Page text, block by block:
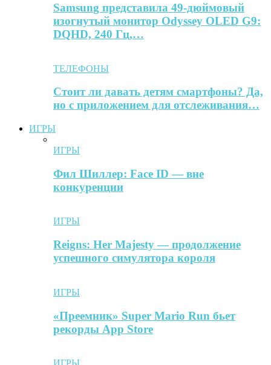
Samsung представила 49-дюймовый
изогнутый монитор Odyssey OLED G9:
DQHD, 240 Гц,…
ТЕЛЕФОНЫ
Стоит ли давать детям смартфоны? Да,
но с приложением для отслеживания…
ИГРЫ
ИГРЫ
Фил Шиллер: Face ID — вне
конкуренции
ИГРЫ
Reigns: Her Majesty — продолжение
успешного симулятора короля
ИГРЫ
«Преемник» Super Mario Run бьет
рекорды App Store